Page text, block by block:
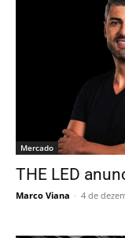
Mercado
THE LED
Marco Viana - 4 de